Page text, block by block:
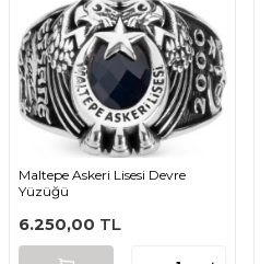
Maltepe Askeri Lisesi Devre
Yüzüğü
6.250,00 TL